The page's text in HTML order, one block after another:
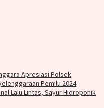
Apresiasi Polsek
Pemilu 2024
Lalu Lintas, Sayur Hidroponik